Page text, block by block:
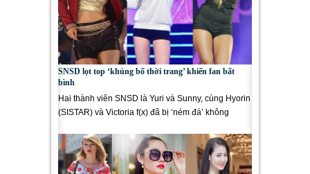
SNSD lọt top ‘khủng bố thời trang’ khiến fan bất
bình
Hai thành viên SNSD là Yuri và Sunny, cùng Hyorin
(SISTAR) và Victoria f(x) đã bị ‘ném đá’ không